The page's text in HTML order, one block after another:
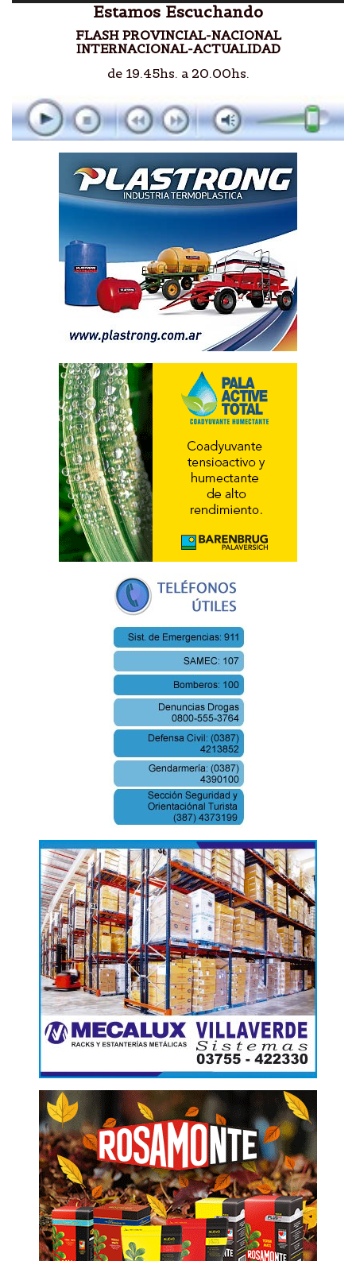
Estamos Escuchando
FLASH PROVINCIAL-NACIONAL
INTERNACIONAL-ACTUALIDAD
de 19.45hs. a 20.00hs.